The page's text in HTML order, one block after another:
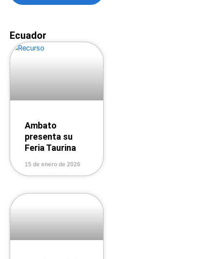
Ecuador
Ambato
presenta su
Feria Taurina
15 de enero de 2026